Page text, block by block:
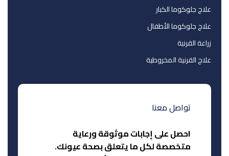
علاج جلوكوما الكبار
علاج جلوكوما الأطفال
زراعة القرنية
علاج القرنية المخروطية
تواصل معنا
احصل على إجابات موثوقة ورعاية
متخصصة لكل ما يتعلق بصحة عيونك.